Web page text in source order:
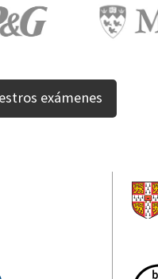
exámenes